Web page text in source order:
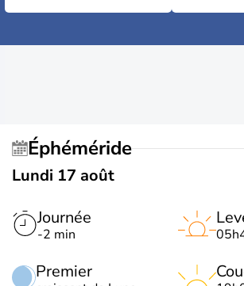
Éphéméride
Lundi 17 août
Journée
-2 min
Premier